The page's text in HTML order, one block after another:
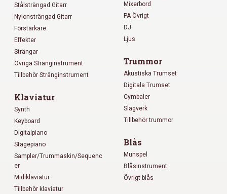
Stålsträngad Gitarr
Nylonsträngad Gitarr
Förstärkare
Effekter
Strängar
Övriga Stränginstrument
Tillbehör Stränginstrument
Klaviatur
Synth
Keyboard
Digitalpiano
Stagepiano
Sampler/Trummaskin/Sequenc
er
Midiklaviatur
Tillbehör klaviatur
Mixerbord
PA Övrigt
DJ
Ljus
Trummor
Akustiska Trumset
Digitala Trumset
Cymbaler
Slagverk
Tillbehör trummor
Blås
Munspel
Blåsinstrument
Övrigt blås